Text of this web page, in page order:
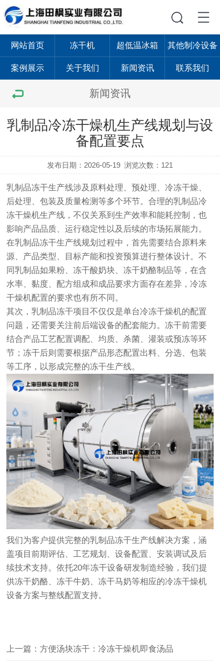
网站首页 冻干机 超低温冰箱 其他制冷设备
案例展示 关于我们 新闻资讯 联系我们
新闻资讯
乳制品冷冻干燥机生产线规划与设
备配置要点
发布日期：2026-05-19 浏览次数：121
乳制品冻干生产线涉及原料处理、预处理、冷冻干燥、
后处理、包装及质量检测等多个环节。合理的乳制品冷
冻干燥机生产线，不仅关系到生产效率和能耗控制，也
影响产品品质、运行稳定性以及后续的市场拓展能力。
在乳制品冻干生产线规划过程中，首先需要结合原料来
源、产品类型、目标产能和投资预算进行整体设计。不
同乳制品如果粉、冻干酸奶块、冻干奶酪制品等，在含
水率、黏度、配方组成和成品要求方面存在差异，冷冻
干燥机配置的要求也有所不同。
其次，乳制品冻干项目不仅仅是单台冷冻干燥机的配置
问题，还需要关注前后端设备的配套能力。冻干前需要
结合产品工艺配置调配、均质、杀菌、灌装或预冻等环
节；冻干后则需要根据产品形态配置出料、分选、包装
等工序，以形成完整的冻干生产线。
我们为客户提供完整的乳制品冻干生产线解决方案，涵
盖项目前期评估、工艺规划、设备配置、安装调试及后
续技术支持。依托20年冻干设备研发制造经验，我们提
供冻干奶酪、冻干牛奶、冻干马奶等相应的冷冻干燥机
设备方案与整线配置支持。
上一篇：方便汤块冻干：冷冻干燥机即食汤品